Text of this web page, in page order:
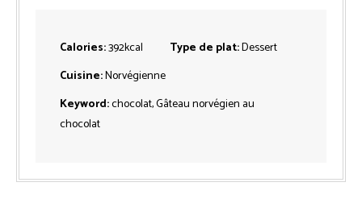
Calories:392kcal Type de plat:Dessert
Cuisine:Norvégienne
Keyword:chocolat, Gâteau norvégien au
chocolat